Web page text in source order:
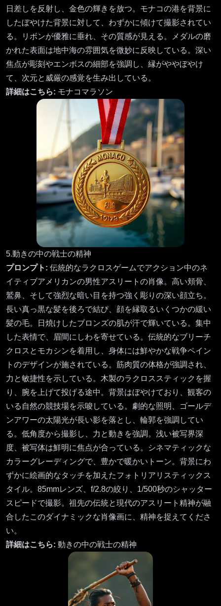
日差しを反射し、金色の輝きを放つ。モナコの港を背景に
したぼやけた背景に対して、わずかに傾けて撮影されてい
る。リボンが優雅に垂れ、その質感が見える。メダルの磨
かれた表面は地中海の雰囲気を微妙に反映している。深い
焦点が彫刻やエンボスの細部を強調し、縁がややぼやけ
て、次元と威厳の感覚を生み出している。
詳細はこちら: モナコマラソン
5.動きの中の戦士の精神
プロンプト: 伝統的なラクロスゲームでアクション中のネ
イティブアメリカンの男性アスリートの肖像。高い頬骨、
鷲鼻、そして強烈な暗い目を持つ強く彫りの深い顔立ち。
長い真っ黒な髪を後ろで結び、顔を縁取るいくつかの緩い
髪の毛。日焼けしたブロンズの肌が汗で輝いている。集中
した表情で、眉間にしわを寄せている。伝統的なブリーチ
クロスとモカシンを着用し、身体には鮮やかな戦争ペイン
トのデザインが施されている。筋肉質の体格が強調され、
力と敏捷性を示している。木製のラクロススティックを握
り、腕を上げて投げる途中。背景はぼやけており、観客の
いる自然の競技場を示唆している。劇的な照明、ゴールデ
ンアワーの太陽光が長い影を落とし、輪郭を強調してい
る。低角度から撮影し、力と動きを強調。浅い被写界深
度、被写体は鮮明に焦点が合っている。シネマティックな
カラーグレーディングで、豊かで暖かいトーン。背景にわ
ずかに絵画的なタッチを加えたフォトリアリスティックス
タイル。85mmレンズ、f/2.8の絞り、1/500秒のシャッター
スピードで撮影。祖先の伝統と現代のアスリート精神が融
合したこのダイナミックな肖像画に、精神を捉えてくださ
い。
詳細はこちら: 動きの中の戦士の精神